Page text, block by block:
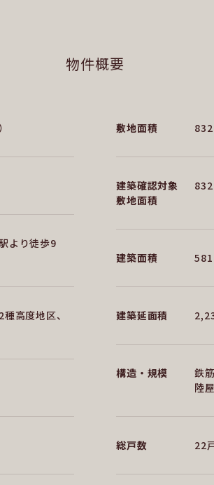
物件概要
より徒歩9
高度地区、
敷地面積
建築確認対象
敷地面積
建築面積
建築延面積
構造・規模
鉄
陸
総戸数 22